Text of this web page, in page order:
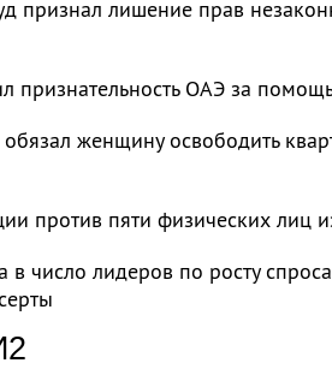
признал лишение прав
признательность ОАЭ за
женщину освободить
против пяти физических лиц
число лидеров по росту